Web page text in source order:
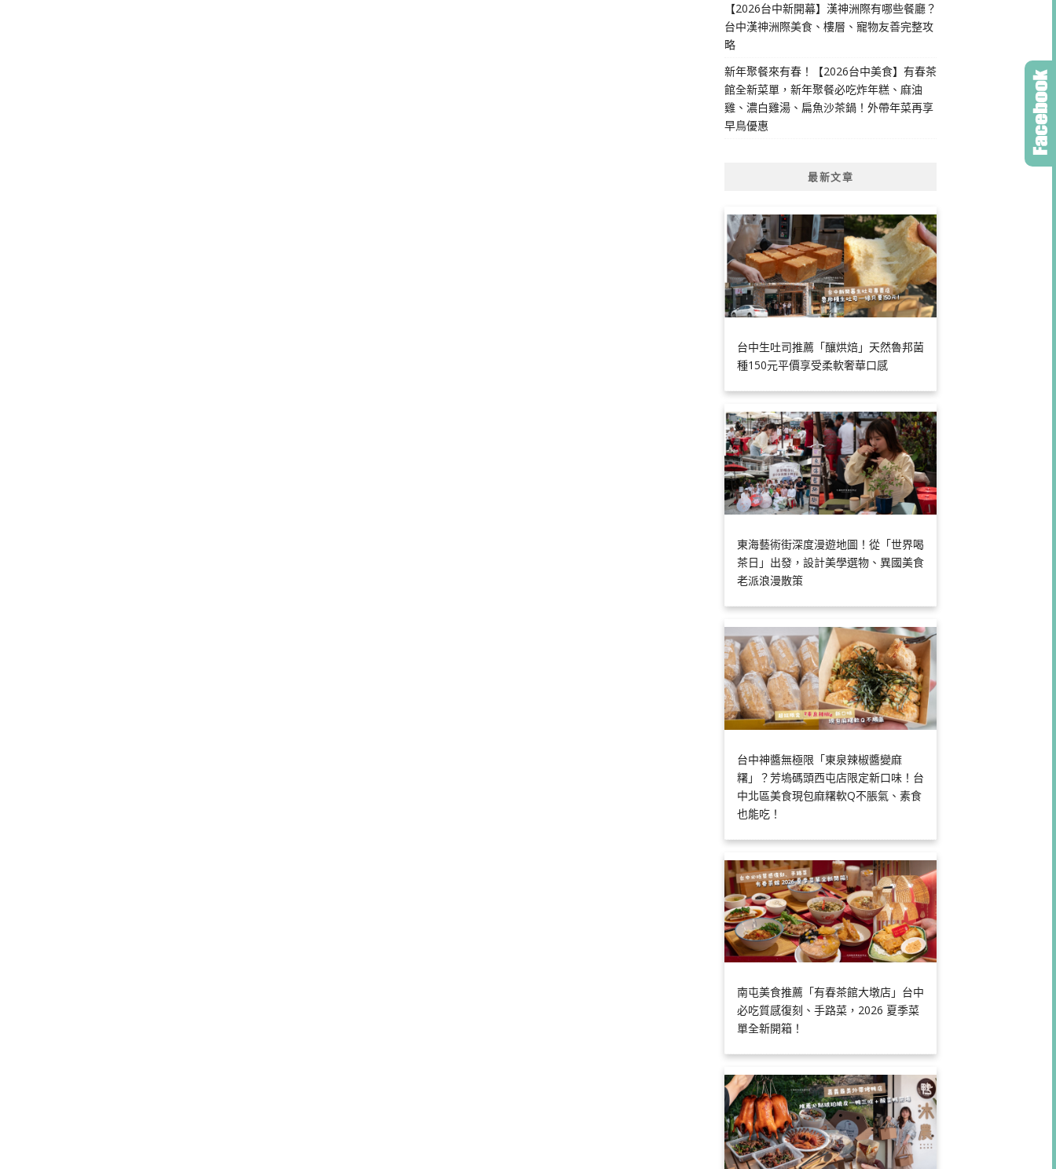
【2026台中新開幕】漢神洲際有哪些餐廳？
台中漢神洲際美食、樓層、寵物友善完整攻
略
新年聚餐來有春！【2026台中美食】有春茶
館全新菜單，新年聚餐必吃炸年糕、麻油
雞、濃白雞湯、扁魚沙茶鍋！外帶年菜再享
早鳥優惠
最新文章
台中生吐司推薦「釀烘焙」天然魯邦菌
種150元平價享受柔軟奢華口感
東海藝術街深度漫遊地圖！從「世界喝
茶日」出發，設計美學選物、異國美食
老派浪漫散策
台中神醬無極限「東泉辣椒醬變麻
糬」？芳塢碼頭西屯店限定新口味！台
中北區美食現包麻糬軟Q不脹氣、素食
也能吃！
南屯美食推薦「有春茶館大墩店」台中
必吃質感復刻、手路菜，2026 夏季菜
單全新開箱！